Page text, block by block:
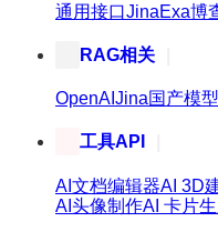
通用接口JinaExa博
RAG相关
OpenAI Jina国产模型
工具API
AI文档编辑器AI 3D
AI头像制作AI 卡片